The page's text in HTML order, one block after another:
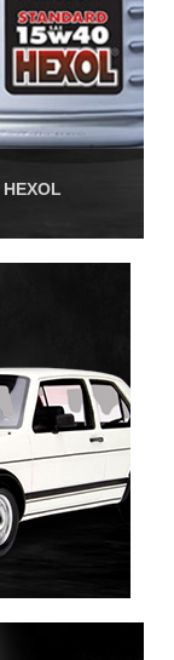
HEXOL